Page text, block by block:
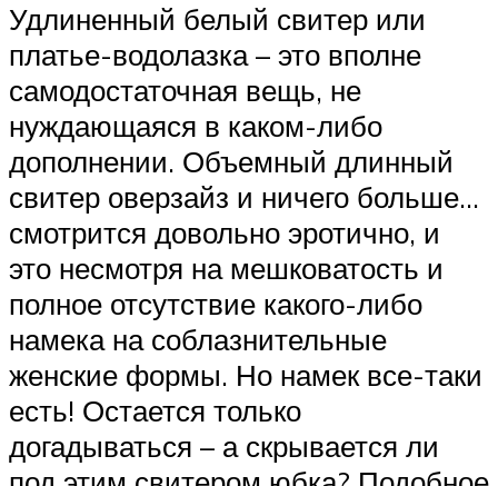
Удлиненный белый свитер или
платье-водолазка – это вполне
самодостаточная вещь, не
нуждающаяся в каком-либо
дополнении. Объемный длинный
свитер оверзайз и ничего больше…
смотрится довольно эротично, и
это несмотря на мешковатость и
полное отсутствие какого-либо
намека на соблазнительные
женские формы. Но намек все-таки
есть! Остается только
догадываться – а скрывается ли